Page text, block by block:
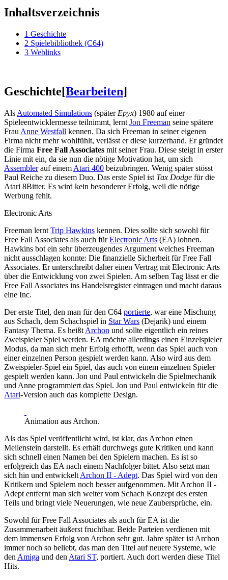
Inhaltsverzeichnis
1 Geschichte
2 Spielebibliothek (C64)
3 Weblinks
Geschichte[Bearbeiten]
Als Automated Simulations (später Epyx) 1980 auf einer
Spieleentwicklermesse teilnimmt, lernt Jon Freeman seine spätere
Frau Anne Westfall kennen. Da sich Freeman in seiner eigenen
Firma nicht mehr wohlfühlt, verlässt er diese kurzerhand. Er gründet
die Firma Free Fall Associates mit seiner Frau. Diese steigt in erster
Linie mit ein, da sie nun die nötige Motivation hat, um sich
Assemblerauf einem Atari 400 beizubringen. Wenig später stösst
Paul Reiche zu diesem Duo. Das erste Spiel ist Tax Dodge für die
Atari 8Bitter. Es wird kein besonderer Erfolg, weil die nötige
Werbung fehlt.
Electronic Arts
Freeman lernt Trip Hawkins kennen. Dies sollte sich sowohl für
Free Fall Associates als auch fürElectronic Arts (EA) lohnen.
Hawkins bot ein sehr überzeugendes Argument welches Freeman
nicht ausschlagen konnte: Die finanzielle Sicherheit für Free Fall
Associates. Er unterschreibt daher einen Vertrag mit Electronic Arts
über die Entwicklung von zwei Spielen. Am selben Tag lässt er die
Free Fall Associates ins Handelsregister eintragen und macht daraus
eine Inc.
Der erste Titel, den man für den C64 portierte, war eine Mischung
aus Schach, dem Schachspiel in Star Wars (Dejarik) und einem
Fantasy Thema. Es heißt Archon und sollte eigentlich ein reines
Zweispieler Spiel werden. EA möchte allerdings einen Einzelspieler
Modus, da man sich mehr Erfolg erhofft, wenn das Spiel auch von
einer einzelnen Person gespielt werden kann. Also wird aus dem
Zweispieler-Spiel ein Spiel, das auch von einem einzelnen Spieler
gespielt werden kann. Jon und Paul entwickeln die Spielmechanik
und Anne programmiert das Spiel. Jon und Paul entwickeln für die
Atari-Version auch das komplette Design.
Animation aus Archon.
Als das Spiel veröffentlicht wird, ist klar, das Archon einen
Meilenstein darstellt. Es erhält durchwegs gute Kritiken und kann
sich schnell einen Namen bei den Spielern machen. Es ist so
erfolgreich das EA nach einem Nachfolger bittet. Also setzt man
sich hin und entwickelt Archon II - Adept. Das Spiel wird von den
Kritikern und Spielern noch besser aufgenommen. Mit Archon II -
Adept entfernt man sich weiter vom Schach Konzept des ersten
Teils und bringt viele Neuerungen, wie neue Zaubersprüche, ein.
Sowohl für Free Fall Associates als auch für EA ist die
Zusammenarbeit äußerst fruchtbar. Beide Parteien verdienen mit
dem immensen Erfolg von Archon sehr gut. Jahre später ist Archon
immer noch so beliebt, das man den Titel auf neuere Systeme, wie
den Amiga und den Atari ST, portiert. Auch dort werden diese Titel
Hits.